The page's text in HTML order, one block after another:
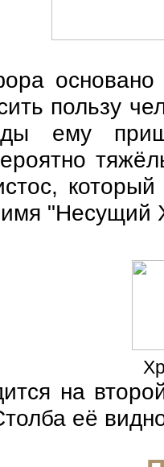
основано
пользу
ему
имя "Несущий
на
её